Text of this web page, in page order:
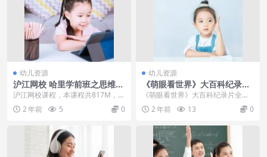
幼儿资源
沪江网校 哈里学前班之思维魔
方数理逻辑篇
沪江网校课程，本课程共817M，VI
P会员可通过百度网盘转存下载或者
在线播放。此...
2 年前 5 0
幼儿资源
《萌眼看世界》大百科纪录片
全套，4-12岁孩子的全脑科学
《萌眼看世界》大百科纪录片全套
MP4视频，4-12岁孩子的全脑科学
课堂本次小编分...
2 年前 13 0